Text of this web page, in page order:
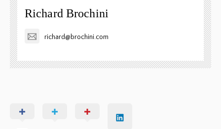
Richard Brochini
richard@brochini.com